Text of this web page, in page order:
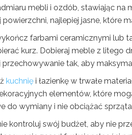
mebli i ozdób, stawiając na
najlepiej jasne, które
farbami ceramicznymi lub
kurz. Dobieraj meble z litego
przechowywanie tak, aby
kuchnię i łazienkę w trwałe
elementów, które
do wymiany i nie obciążać
kontroluj swój budżet, aby nie